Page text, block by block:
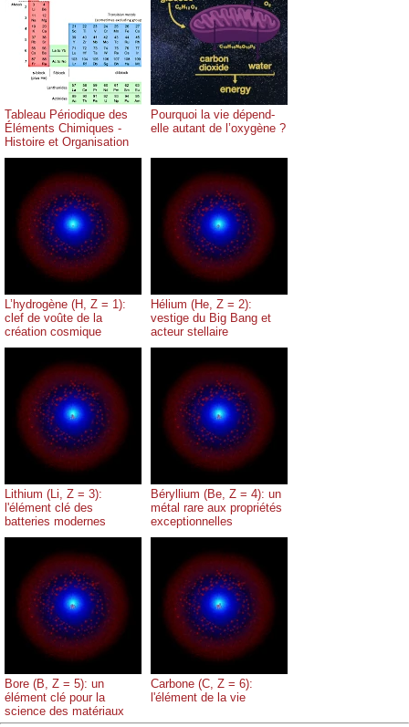
Tableau Périodique des
Éléments Chimiques -
Histoire et Organisation
Pourquoi la vie dépend-
elle autant de l’oxygène ?
L’hydrogène (H, Z = 1):
clef de voûte de la
création cosmique
Hélium (He, Z = 2):
vestige du Big Bang et
acteur stellaire
Lithium (Li, Z = 3):
l'élément clé des
batteries modernes
Béryllium (Be, Z = 4): un
métal rare aux propriétés
exceptionnelles
Bore (B, Z = 5): un
élément clé pour la
science des matériaux
Carbone (C, Z = 6):
l'élément de la vie